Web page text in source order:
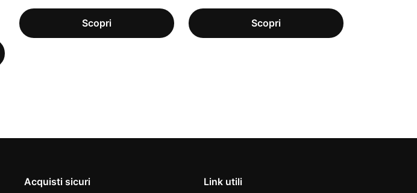
Acquisti sicuri Link utili